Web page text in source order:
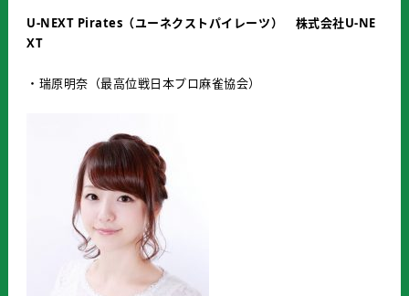
U-NEXT Pirates （ユーネクストパイレーツ） 株式会社U-NE
XT
・瑞原明奈（最高位戦日本プロ麻雀協会）